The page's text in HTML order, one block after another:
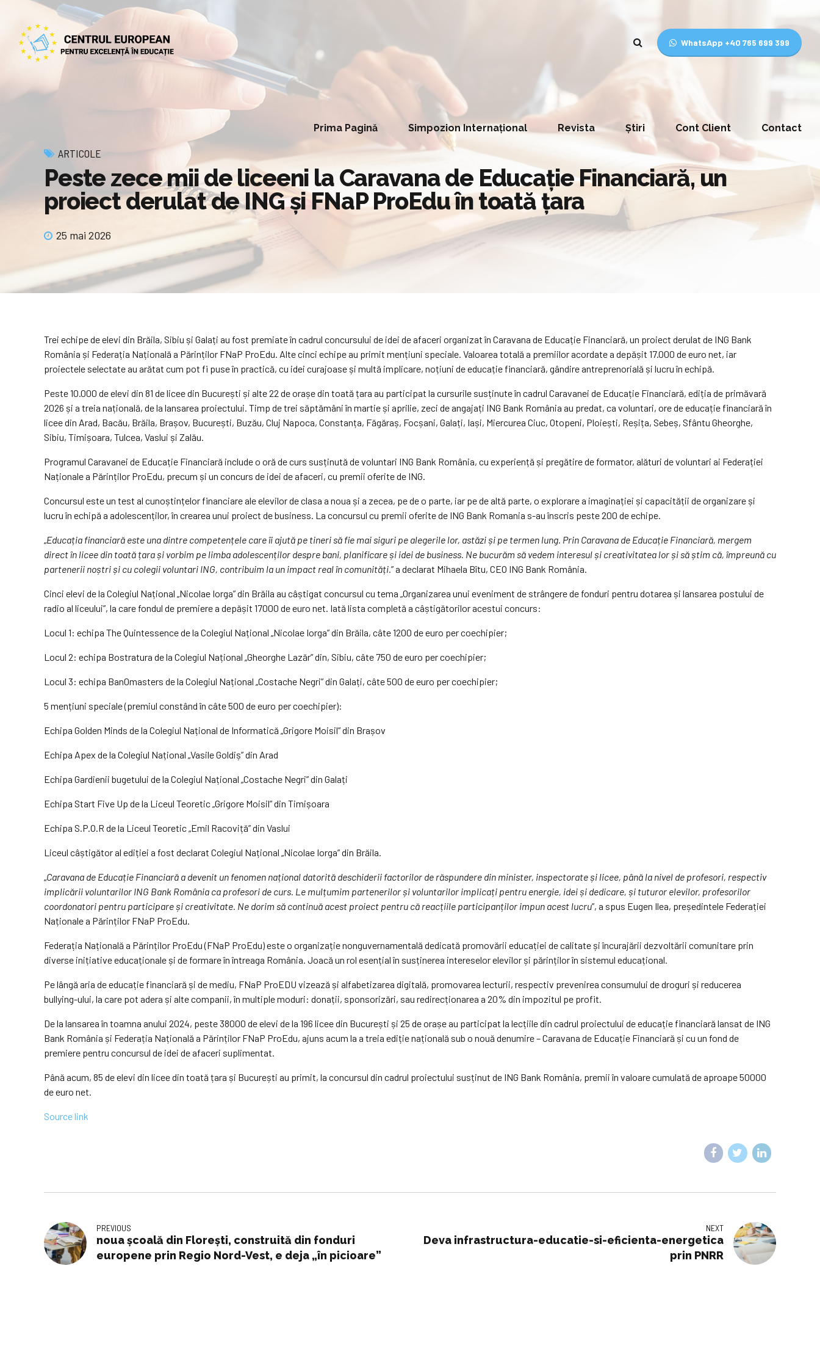
WhatsApp +40 765 699 399
Prima Pagină Simpozion Internațional Revista Știri Cont Client Contact
ARTICOLE
Peste zece mii de liceeni la Caravana de Educație Financiară, un
proiect derulat de ING și FNaP ProEdu în toată țara
25 mai 2026
Trei echipe de elevi din Brăila, Sibiu și Galați au fost premiate în cadrul concursului de idei de afaceri organizat în Caravana de Educație Financiară, un proiect derulat de ING Bank
România și Federația Națională a Părinților FNaP ProEdu. Alte cinci echipe au primit mențiuni speciale. Valoarea totală a premiilor acordate a depășit 17.000 de euro net, iar
proiectele selectate au arătat cum pot fi puse în practică, cu idei curajoase și multă implicare, noțiuni de educație financiară, gândire antreprenorială și lucru în echipă.
Peste 10.000 de elevi din 81 de licee din București și alte 22 de orașe din toată țara au participat la cursurile susținute în cadrul Caravanei de Educație Financiară, ediția de primăvară
2026 și a treia națională, de la lansarea proiectului. Timp de trei săptămâni în martie și aprilie, zeci de angajați ING Bank România au predat, ca voluntari, ore de educație financiară în
licee din Arad, Bacău, Brăila, Brașov, București, Buzău, Cluj Napoca, Constanța, Făgăraș, Focșani, Galați, Iași, Miercurea Ciuc, Otopeni, Ploiești, Reșița, Sebeș, Sfântu Gheorghe,
Sibiu, Timișoara, Tulcea, Vaslui și Zalău.
Programul Caravanei de Educație Financiară include o oră de curs susținută de voluntari ING Bank România, cu experiență și pregătire de formator, alături de voluntari ai Federației
Naționale a Părinților ProEdu, precum și un concurs de idei de afaceri, cu premii oferite de ING.
Concursul este un test al cunoștințelor financiare ale elevilor de clasa a noua și a zecea, pe de o parte, iar pe de altă parte, o explorare a imaginației și capacității de organizare și
lucru în echipă a adolescenților, în crearea unui proiect de business. La concursul cu premii oferite de ING Bank Romania s-au înscris peste 200 de echipe.
„Educația financiară este una dintre competențele care îi ajută pe tineri să fie mai siguri pe alegerile lor, astăzi și pe termen lung. Prin Caravana de Educație Financiară, mergem
direct în licee din toată țara și vorbim pe limba adolescenților despre bani, planificare și idei de business. Ne bucurăm să vedem interesul și creativitatea lor și să știm că, împreună cu
partenerii noștri și cu colegii voluntari ING, contribuim la un impact real în comunități.” a declarat Mihaela Bîtu, CEO ING Bank România.
Cinci elevi de la Colegiul Național „Nicolae Iorga” din Brăila au câștigat concursul cu tema „Organizarea unui eveniment de strângere de fonduri pentru dotarea și lansarea postului de
radio al liceului”, la care fondul de premiere a depășit 17000 de euro net. Iată lista completă a câștigătorilor acestui concurs:
Locul 1: echipa The Quintessence de la Colegiul Național „Nicolae Iorga” din Brăila, câte 1200 de euro per coechipier;
Locul 2: echipa Bostratura de la Colegiul Național „Gheorghe Lazăr” din, Sibiu, câte 750 de euro per coechipier;
Locul 3: echipa Ban0masters de la Colegiul Național „Costache Negri” din Galați, câte 500 de euro per coechipier;
5 mențiuni speciale (premiul constând în câte 500 de euro per coechipier):
Echipa Golden Minds de la Colegiul Național de Informatică „Grigore Moisil” din Brașov
Echipa Apex de la Colegiul Național „Vasile Goldiș” din Arad
Echipa Gardienii bugetului de la Colegiul Național „Costache Negri” din Galați
Echipa Start Five Up de la Liceul Teoretic „Grigore Moisil” din Timișoara
Echipa S.P.O.R de la Liceul Teoretic „Emil Racoviță” din Vaslui
Liceul câștigător al ediției a fost declarat Colegiul Național „Nicolae Iorga” din Brăila.
„Caravana de Educație Financiară a devenit un fenomen național datorită deschiderii factorilor de răspundere din minister, inspectorate și licee, până la nivel de profesori, respectiv
implicării voluntarilor ING Bank România ca profesori de curs. Le mulțumim partenerilor și voluntarilor implicați pentru energie, idei și dedicare, și tuturor elevilor, profesorilor
coordonatori pentru participare și creativitate. Ne dorim să continuă acest proiect pentru că reacțiile participanților impun acest lucru”, a spus Eugen Ilea, președintele Federației
Naționale a Părinților FNaP ProEdu.
Federația Națională a Părinților ProEdu (FNaP ProEdu) este o organizație nonguvernamentală dedicată promovării educației de calitate și încurajării dezvoltării comunitare prin
diverse inițiative educaționale și de formare în întreaga România. Joacă un rol esențial în susținerea intereselor elevilor și părinților în sistemul educațional.
Pe lângă aria de educație financiară și de mediu, FNaP ProEDU vizează și alfabetizarea digitală, promovarea lecturii, respectiv prevenirea consumului de droguri și reducerea
bullying-ului, la care pot adera și alte companii, în multiple moduri: donații, sponsorizări, sau redirecționarea a 20% din impozitul pe profit.
De la lansarea în toamna anului 2024, peste 38000 de elevi de la 196 licee din București și 25 de orașe au participat la lecțiile din cadrul proiectului de educație financiară lansat de ING
Bank România și Federația Națională a Părinților FNaP ProEdu, ajuns acum la a treia ediție națională sub o nouă denumire – Caravana de Educație Financiară și cu un fond de
premiere pentru concursul de idei de afaceri suplimentat.
Până acum, 85 de elevi din licee din toată țara și București au primit, la concursul din cadrul proiectului susținut de ING Bank România, premii în valoare cumulată de aproape 50000
de euro net.
Source link
PREVIOUS
noua școală din Florești, construită din fonduri
europene prin Regio Nord-Vest, e deja „în picioare”
NEXT
Deva infrastructura-educatie-si-eficienta-energetica
prin PNRR